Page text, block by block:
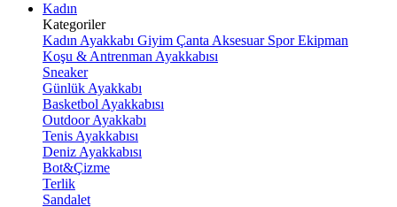
Kadın
Kategoriler
Kadın Ayakkabı Giyim Çanta Aksesuar Spor Ekipman
Koşu & Antrenman Ayakkabısı
Sneaker
Günlük Ayakkabı
Basketbol Ayakkabısı
Outdoor Ayakkabı
Tenis Ayakkabısı
Deniz Ayakkabısı
Bot&Çizme
Terlik
Sandalet